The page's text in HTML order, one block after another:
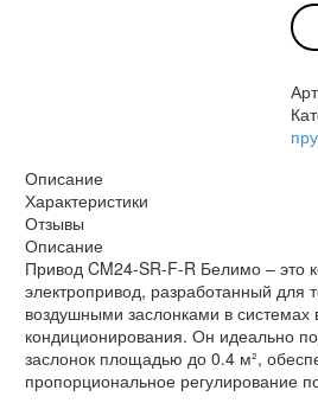
SR-
R
Описание
Характеристики
Отзывы
Описание
Привод CM24-SR-F-R Белимо – это
электропривод, разработанный для
воздушными заслонками в системах
кондиционирования. Он идеально
заслонок площадью до 0.4 м²,
пропорциональное регулирование